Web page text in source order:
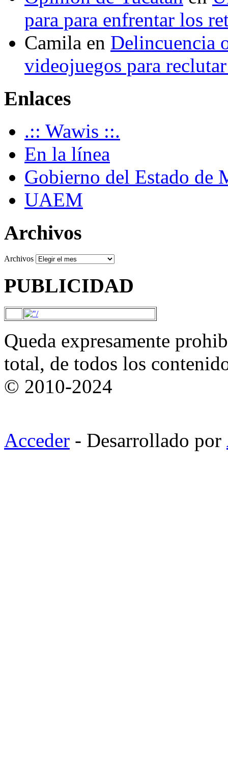
para para enfrentar los
Camila en Delincuencia
videojuegos para
Enlaces
.:: Wawis ::.
En la línea
Gobierno del Estado de
UAEM
Archivos
Archivos
PUBLICIDAD
Queda expresamente
total, de todos los
© 2010-2024
Acceder - Desarrollado por